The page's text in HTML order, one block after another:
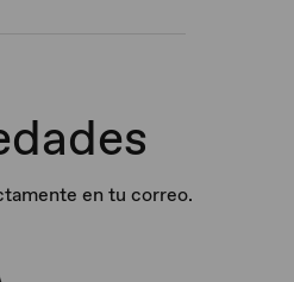
en tu correo.